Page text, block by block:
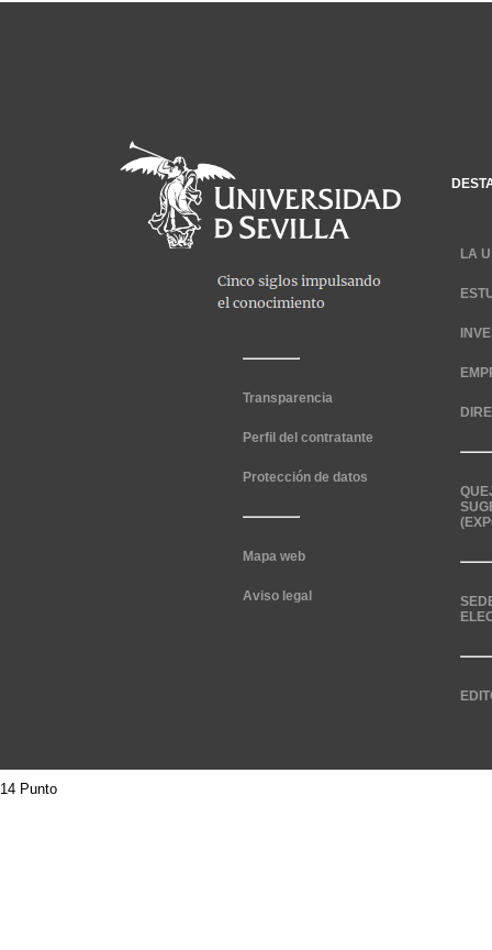
Transparencia
Perfil del contratante
Protección de datos
Mapa web
Aviso legal
LA
14 Punto